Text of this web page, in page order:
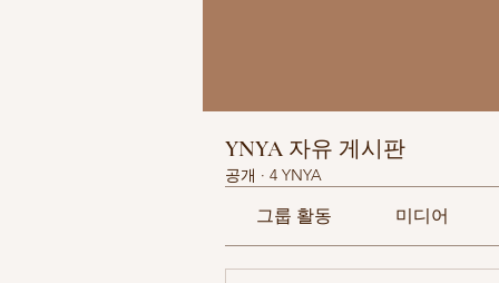
YNYA 자유 게시판
공개 · 4 YNYA
그룹 활동 미디어